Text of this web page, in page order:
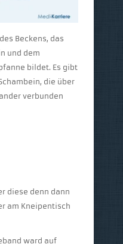
Beckens, das
und dem
bildet. Es gibt
die über
verbunden
diese denn dann
am Kneipentisch
ward auf